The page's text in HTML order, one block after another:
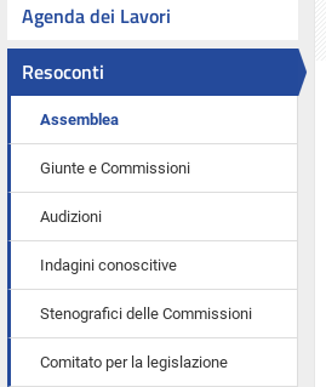
Agenda dei Lavori
Resoconti
Assemblea
Giunte e Commissioni
Audizioni
Indagini conoscitive
Stenografici delle Commissioni
Comitato per la legislazione